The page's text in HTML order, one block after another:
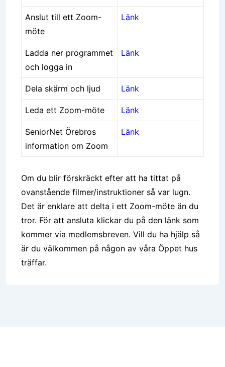
Anslut till ett Zoom-
möte
Länk
Ladda ner programmet
och logga in
Länk
Dela skärm och ljud Länk
Leda ett Zoom-möte Länk
SeniorNet Örebros
information om Zoom
Länk
Om du blir förskräckt efter att ha tittat på
ovanstående filmer/instruktioner så var lugn.
Det är enklare att delta i ett Zoom-möte än du
tror. För att ansluta klickar du på den länk som
kommer via medlemsbreven. Vill du ha hjälp så
är du välkommen på någon av våra Öppet hus
träffar.